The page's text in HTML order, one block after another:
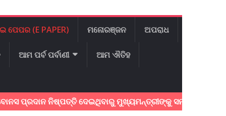
ଇ ପେପର (E PAPER) ମନୋରଞ୍ଜନ ଅପରାଧ
ଆମ ପର୍ବ ପର୍ବାଣୀ ଆମ ଐତିହ
ନିଷ୍ପତ୍ତି ଦେଇଥିବାରୁ ମୁଖ୍ୟମନ୍ତ୍ରୀଙ୍କୁ ସମ୍ବର୍ଦ୍ଧନା କଲେ